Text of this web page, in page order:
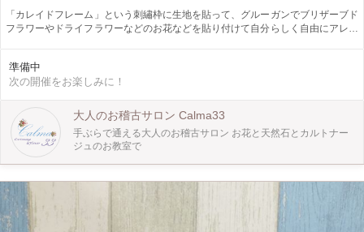
「カレイドフレーム」という刺繡枠に生地を貼って、グルーガンでブリザーブド
フラワーやドライフラワーなどのお花などを貼り付けて自分らしく自由にアレン
方 グルーガンの使い方 花材の配置などを学びます。 【こんな方を対象としてい
ます】 カレイドフレームを作ってみたい方 夏らしいハンドメイドをしたい方
準備中
次の開催をお楽しみに！
大人のお稽古サロン Calma33
手ぶらで通える大人のお稽古サロン お花と天然石とカルトナー
ジュのお教室で